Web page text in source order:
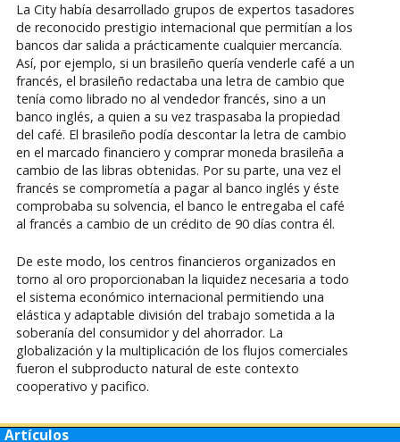
La City había desarrollado grupos de expertos tasadores
de reconocido prestigio internacional que permitían a los
bancos dar salida a prácticamente cualquier mercancía.
Así, por ejemplo, si un brasileño quería venderle café a un
francés, el brasileño redactaba una letra de cambio que
tenía como librado no al vendedor francés, sino a un
banco inglés, a quien a su vez traspasaba la propiedad
del café. El brasileño podía descontar la letra de cambio
en el marcado financiero y comprar moneda brasileña a
cambio de las libras obtenidas. Por su parte, una vez el
francés se comprometía a pagar al banco inglés y éste
comprobaba su solvencia, el banco le entregaba el café
al francés a cambio de un crédito de 90 días contra él.
De este modo, los centros financieros organizados en
torno al oro proporcionaban la liquidez necesaria a todo
el sistema económico internacional permitiendo una
elástica y adaptable división del trabajo sometida a la
soberanía del consumidor y del ahorrador. La
globalización y la multiplicación de los flujos comerciales
fueron el subproducto natural de este contexto
cooperativo y pacifico.
Artículos